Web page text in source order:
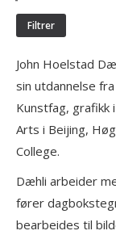
Filtrer
John Hoelstad
sin utdannelse
Kunstfag, grafikk
Arts i Beijing,
College.
Dæhli arbeider
fører
bearbeides til